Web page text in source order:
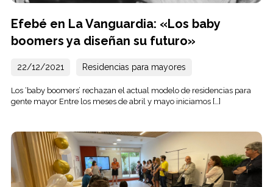
Efebé en La Vanguardia: «Los baby
boomers ya diseñan su futuro»
22/12/2021 Residencias para mayores
Los ‘baby boomers’ rechazan el actual modelo de residencias para
gente mayor Entre los meses de abril y mayo iniciamos […]